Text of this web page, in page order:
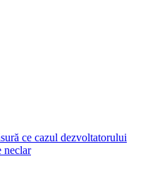
sură ce cazul dezvoltatorului
neclar